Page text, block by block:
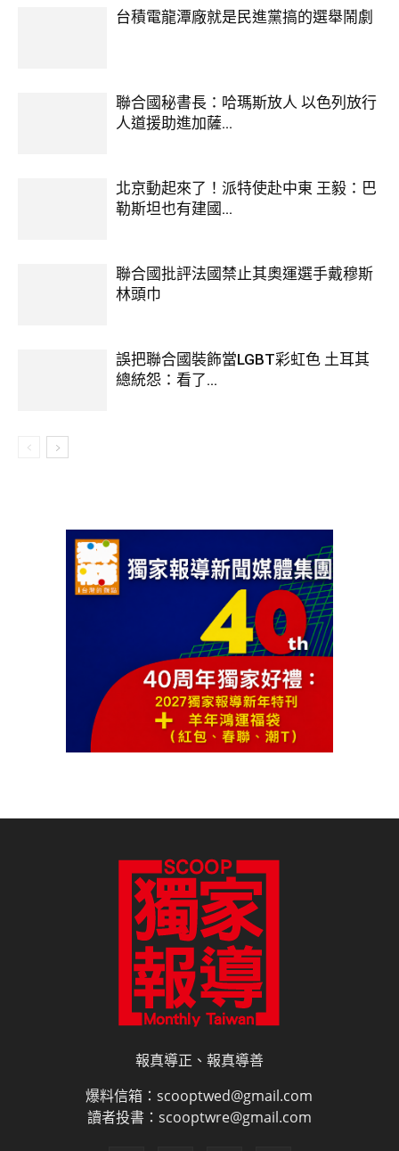
台積電龍潭廠就是民進黨搞的選舉鬧劇
聯合國秘書長：哈瑪斯放人 以色列放行
人道援助進加薩...
北京動起來了！派特使赴中東 王毅：巴
勒斯坦也有建國...
聯合國批評法國禁止其奧運選手戴穆斯
林頭巾
誤把聯合國裝飾當LGBT彩虹色 土耳其
總統怨：看了...
報真導正、報真導善
爆料信箱：scooptwed@gmail.com
讀者投書：scooptwre@gmail.com